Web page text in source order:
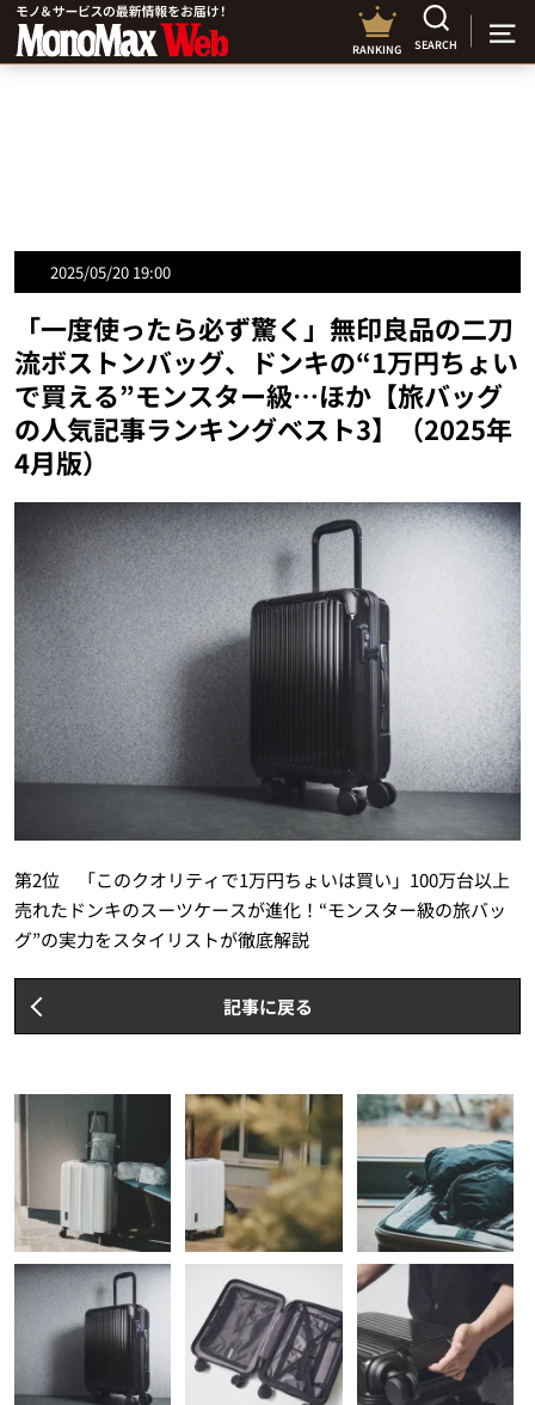
RANKING SEARCH
2025/05/20 19:00
「一度使ったら必ず驚く」無印良品の二刀
流ボストンバッグ、ドンキの“1万円ちょい
で買える”モンスター級…ほか【旅バッグ
の人気記事ランキングベスト3】（2025年
4月版）
第2位 「このクオリティで1万円ちょいは買い」100万台以上
売れたドンキのスーツケースが進化！“モンスター級の旅バッ
グ”の実力をスタイリストが徹底解説
記事に戻る